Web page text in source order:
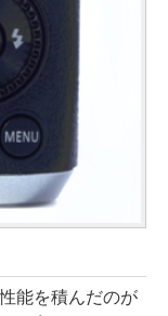
能を積んだのが